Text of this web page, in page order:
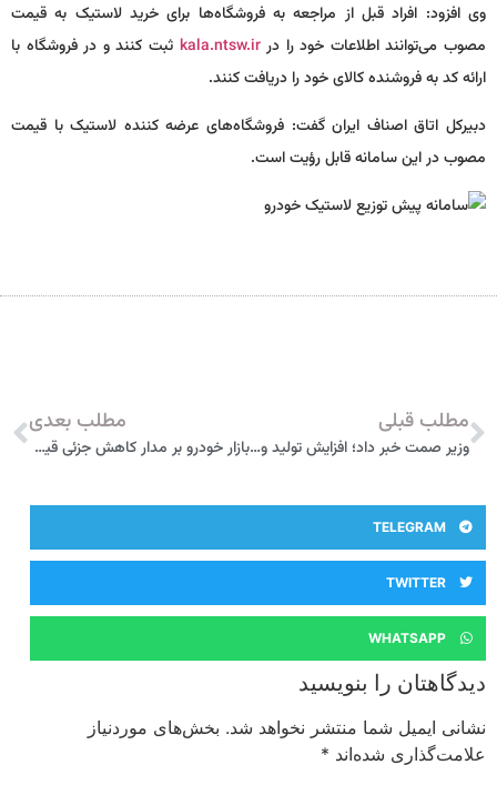
وی افزود: افراد قبل از مراجعه به فروشگاه‌ها برای خرید لاستیک به قیمت
مصوب می‌توانند اطلاعات خود را درkala.ntsw.irثبت کنند و در فروشگاه با
ارائه کد به فروشنده کالای خود را دریافت کنند.
دبیرکل اتاق اصناف ایران گفت: فروشگاه‌های عرضه کننده لاستیک با قیمت
مصوب در این سامانه قابل رؤیت است.
مطلب قبلی
وزیر صمت خبر داد؛ افزایش تولید و کیفیت خودرو/ حل مشکل تأمین مواد اولیه از بورس
مطلب بعدی
بازار خودرو بر مدار کاهش جزئی قیمت در هفته ای که گذشت
TELEGRAM
TWITTER
WHATSAPP
دیدگاهتان را بنویسید
نشانی ایمیل شما منتشر نخواهد شد. بخش‌های موردنیاز
علامت‌گذاری شده‌اند*